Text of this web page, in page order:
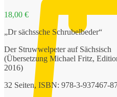
18,00 €
„Dr sächssche Schrubelbeder“
Der Struwwelpeter auf Sächsisch
(Übersetzung Michael Fritz,
2016)
32 Seiten, ISBN: 978-3-937467-